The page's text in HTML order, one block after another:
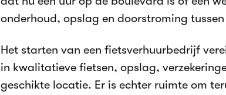
onderhoud, opslag en doorstroming
Het starten van een fietsverhuurbedrijf
in kwalitatieve fietsen, opslag,
geschikte locatie. Er is echter ruimte om